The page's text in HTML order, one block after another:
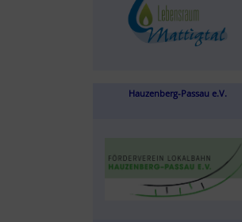
Hauzenberg-Passau e.V.